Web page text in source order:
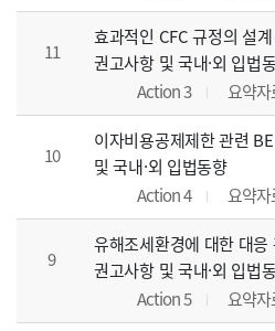
11
효과적인 CFC 규정의 설
권고사항 및 국내·외 입법
Action 3
요약자
10
이자비용공제제한 관련
및 국내·외 입법동향
Action 4
요약자
9
유해조세환경에 대한 대
권고사항 및 국내·외 입법
Action 5
요약자